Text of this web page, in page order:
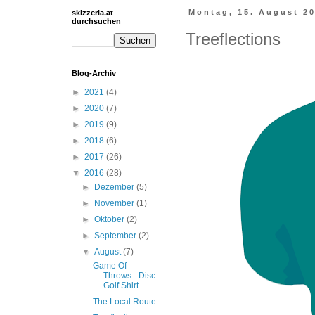
Montag, 15. August
Treeflections
skizzeria.at
durchsuchen
Blog-Archiv
► 2021 (4)
► 2020 (7)
► 2019 (9)
► 2018 (6)
► 2017 (26)
▼ 2016 (28)
► Dezember(5)
► November(1)
►Oktober(2)
►September(2)
▼August(7)
Game Of
Throws - Disc
Golf Shirt
The Local Route